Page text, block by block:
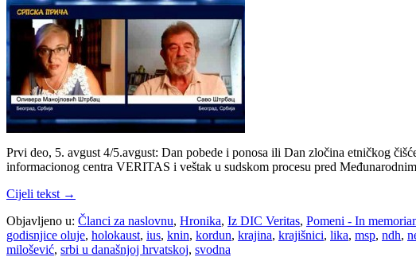
Prvi deo, 5. avgust 4/5.avgust: Dan pobede i ponosa ili Dan zločina etničkog
informacionog centra VERITAS i veštak u sudskom procesu pred
Cijeli tekst →
Objavljeno u: Članci za naslovnu, Hronika, Iz DIC Veritas, Pomeni - In
godisnjice oluje, holokaust, ius, knin, kordun, krajina, krajišnici, lika, msp, ndh,
milošević, srbi u današnjoj hrvatskoj, svodna